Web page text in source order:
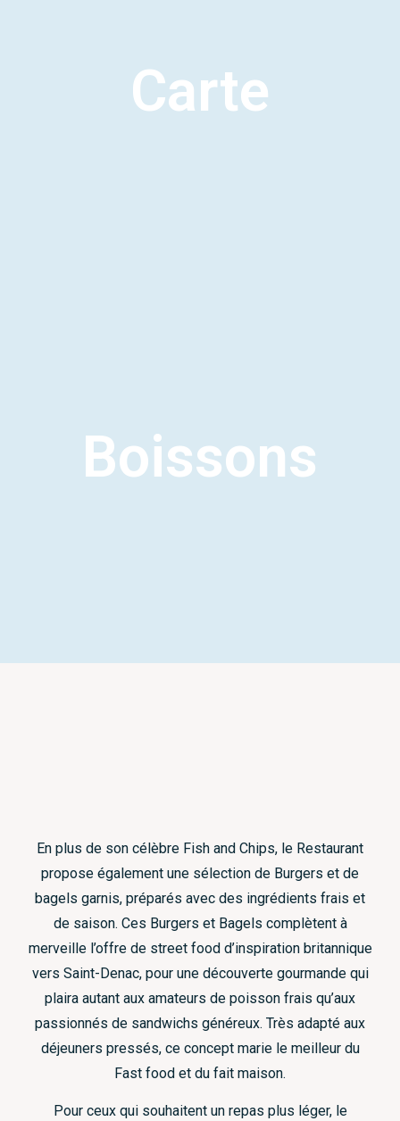
Carte
Boissons
En plus de son célèbre Fish and Chips, le Restaurant
propose également une sélection de Burgers et de
bagels garnis, préparés avec des ingrédients frais et
de saison. Ces Burgers et Bagels complètent à
merveille l’offre de street food d’inspiration britannique
vers Saint-Denac, pour une découverte gourmande qui
plaira autant aux amateurs de poisson frais qu’aux
passionnés de sandwichs généreux. Très adapté aux
déjeuners pressés, ce concept marie le meilleur du
Fast food et du fait maison.
Pour ceux qui souhaitent un repas plus léger, le